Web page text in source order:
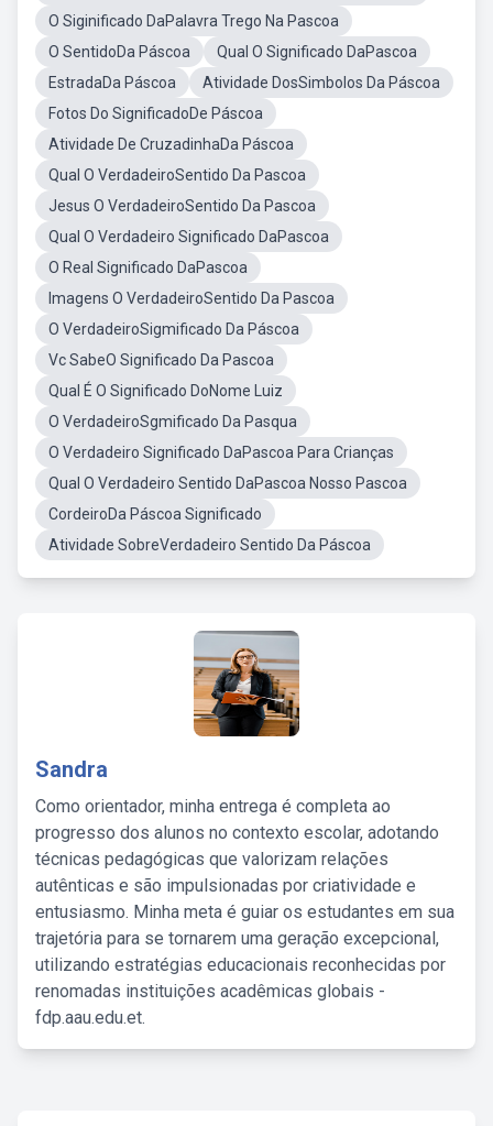
O Siginificado DaPalavra Trego Na Pascoa
O SentidoDa Páscoa
Qual O Significado DaPascoa
EstradaDa Páscoa
Atividade DosSimbolos Da Páscoa
Fotos Do SignificadoDe Páscoa
Atividade De CruzadinhaDa Páscoa
Qual O VerdadeiroSentido Da Pascoa
Jesus O VerdadeiroSentido Da Pascoa
Qual O Verdadeiro Significado DaPascoa
O Real Significado DaPascoa
Imagens O VerdadeiroSentido Da Pascoa
O VerdadeiroSigmificado Da Páscoa
Vc SabeO Significado Da Pascoa
Qual É O Significado DoNome Luiz
O VerdadeiroSgmificado Da Pasqua
O Verdadeiro Significado DaPascoa Para Crianças
Qual O Verdadeiro Sentido DaPascoa Nosso Pascoa
CordeiroDa Páscoa Significado
Atividade SobreVerdadeiro Sentido Da Páscoa
Sandra
Como orientador, minha entrega é completa ao
progresso dos alunos no contexto escolar, adotando
técnicas pedagógicas que valorizam relações
autênticas e são impulsionadas por criatividade e
entusiasmo. Minha meta é guiar os estudantes em sua
trajetória para se tornarem uma geração excepcional,
utilizando estratégias educacionais reconhecidas por
renomadas instituições acadêmicas globais -
fdp.aau.edu.et.